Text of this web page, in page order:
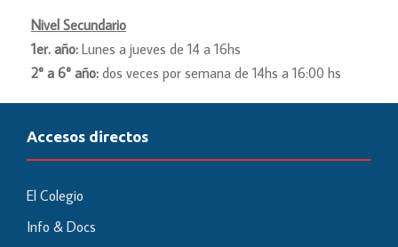
Nivel Secundario
1er. año: Lunes a jueves de 14 a 16hs
2° a 6° año: dos veces por semana de 14hs a 16:00 hs
Accesos directos
El Colegio
Info & Docs